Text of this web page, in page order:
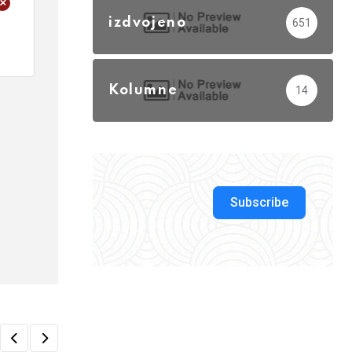
izdvojeno 651
Kolumne 14
Subscribe